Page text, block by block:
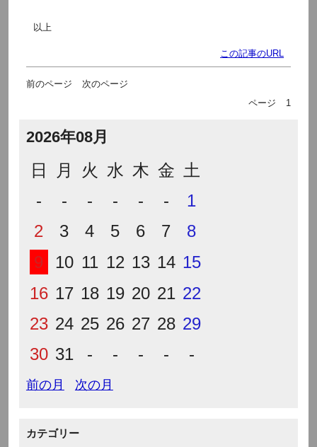
以上
この記事のURL
前のページ
次のページ
ページ
1
2026年08月
日 月 火 水 木 金 土
-
- - - - -
1
2
3 4 5 6 7
8
9
10 11 12 13 14 15
16 17 18 19 20 21 22
23 24 25 26 27 28 29
30 31 - - - - -
前の月 次の月
カテゴリー